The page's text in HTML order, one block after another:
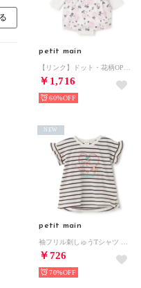
petit main
￥1,716
60%
petit main
￥726
NEW
70%